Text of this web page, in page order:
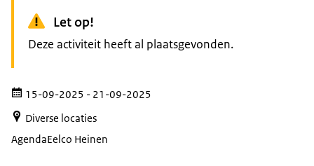
Let op!
Deze activiteit heeft al plaatsgevonden.
15-09-2025 - 21-09-2025
Diverse locaties
AgendaEelco Heinen